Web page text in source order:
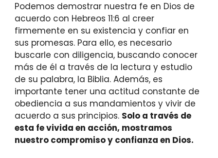
Podemos demostrar nuestra fe en Dios de
acuerdo con Hebreos 11:6 al creer
firmemente en su existencia y confiar en
sus promesas. Para ello, es necesario
buscarle con diligencia, buscando conocer
más de él a través de la lectura y estudio
de su palabra, la Biblia. Además, es
importante tener una actitud constante de
obediencia a sus mandamientos y vivir de
acuerdo a sus principios. Solo a través de
esta fe vivida en acción, mostramos
nuestro compromiso y confianza en Dios.